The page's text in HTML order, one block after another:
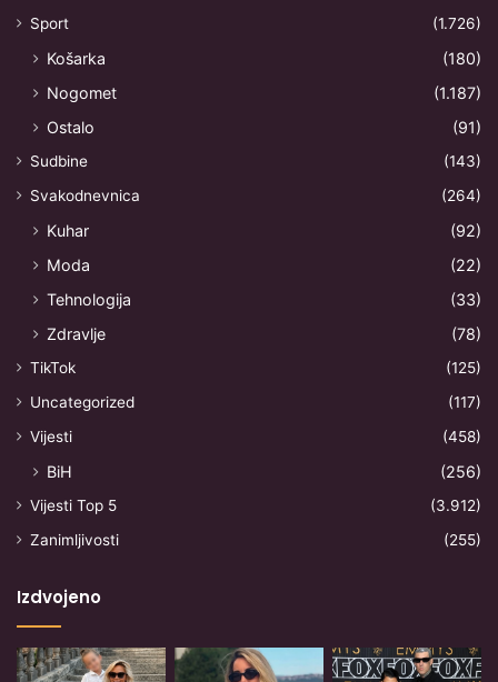
Sport
(1.726)
Košarka
(180)
Nogomet
(1.187)
Ostalo
(91)
Sudbine
(143)
Svakodnevnica
(264)
Kuhar
(92)
Moda
(22)
Tehnologija
(33)
Zdravlje
(78)
TikTok
(125)
Uncategorized
(117)
Vijesti
(458)
BiH (256)
Vijesti Top 5
(3.912)
Zanimljivosti
(255)
Izdvojeno